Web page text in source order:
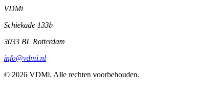
VDMi
Schiekade 133b
3033 BL Rotterdam
info@vdmi.nl
© 2026 VDMi. Alle rechten voorbehouden.